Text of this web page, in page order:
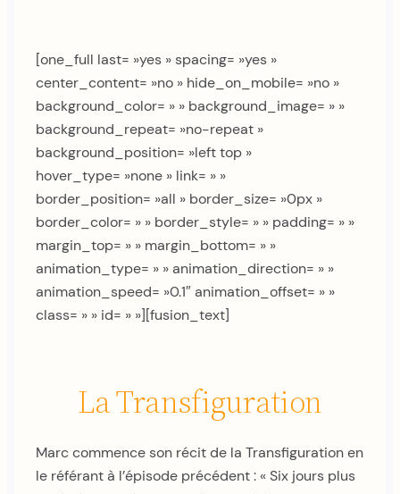
[one_full last= »yes » spacing= »yes »
center_content= »no » hide_on_mobile= »no »
background_color= » » background_image= » »
background_repeat= »no-repeat »
background_position= »left top »
hover_type= »none » link= » »
border_position= »all » border_size= »0px »
border_color= » » border_style= » » padding= » »
margin_top= » » margin_bottom= » »
animation_type= » » animation_direction= » »
animation_speed= »0.1″ animation_offset= » »
class= » » id= » »][fusion_text]
La Transfiguration
Marc commence son récit de la Transfiguration en
le référant à l’épisode précédent : « Six jours plus